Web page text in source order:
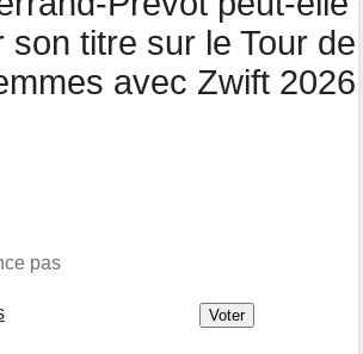
son titre sur le Tour de
avec Zwift 2026
pas